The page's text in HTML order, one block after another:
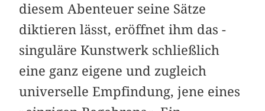
diesem Abenteuer seine Sätze
diktieren lässt, eröffnet ihm das ­
singuläre Kunstwerk schließlich
eine ganz eigene und zugleich
universelle Empfindung, jene eines